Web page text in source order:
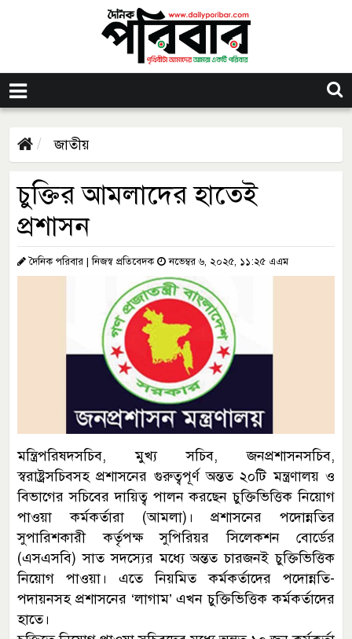
জাতীয়
চুক্তির আমলাদের হাতেই
প্রশাসন
দৈনিক পরিবার | নিজস্ব প্রতিবেদক নভেম্বর ৬, ২০২৫, ১১:২৫ এএম
মন্ত্রিপরিষদসচিব, মুখ্য সচিব, জনপ্রশাসনসচিব,
স্বরাষ্ট্রসচিবসহ প্রশাসনের গুরুত্বপূর্ণ অন্তত ২০টি মন্ত্রণালয় ও
বিভাগের সচিবের দায়িত্ব পালন করছেন চুক্তিভিত্তিক নিয়োগ
পাওয়া কর্মকর্তারা (আমলা)। প্রশাসনের পদোন্নতির
সুপারিশকারী কর্তৃপক্ষ সুপিরিয়র সিলেকশন বোর্ডের
(এসএসবি) সাত সদস্যের মধ্যে অন্তত চারজনই চুক্তিভিত্তিক
নিয়োগ পাওয়া। এতে নিয়মিত কর্মকর্তাদের পদোন্নতি-
পদায়নসহ প্রশাসনের ‘লাগাম’ এখন চুক্তিভিত্তিক কর্মকর্তাদের
হাতে।